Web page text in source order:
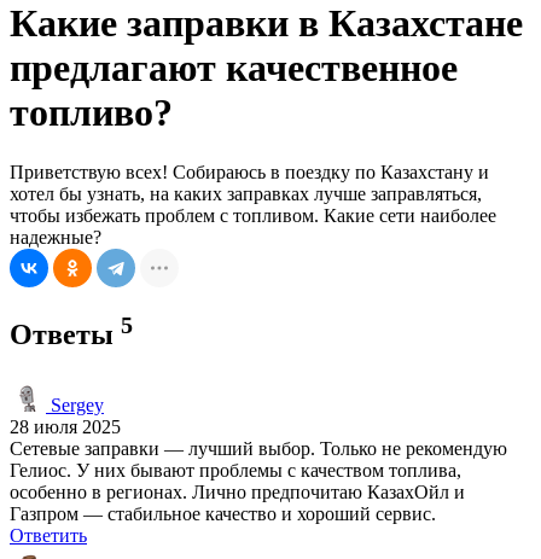
Какие заправки в Казахстане
предлагают качественное
топливо?
Приветствую всех! Собираюсь в поездку по Казахстану и
хотел бы узнать, на каких заправках лучше заправляться,
чтобы избежать проблем с топливом. Какие сети наиболее
надежные?
Ответы 5
Sergey
28 июля 2025
Сетевые заправки — лучший выбор. Только не рекомендую
Гелиос. У них бывают проблемы с качеством топлива,
особенно в регионах. Лично предпочитаю КазахОйл и
Газпром — стабильное качество и хороший сервис.
Ответить